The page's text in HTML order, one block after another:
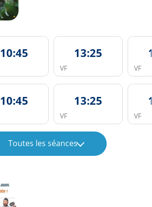
10:45 13:25
VF VF
10:45 13:25
VF VF
Toutes les séances